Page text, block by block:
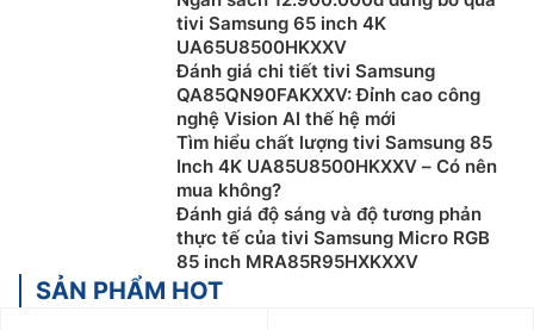
như hệ điều hành Tizen, cho phép người dùng truy cập
vào các ứng dụng giải trí, trình duyệt web, và thậm chí
điều khiển bằng giọng nói. Sự cam kết về hiệu năng và
đổi mới đã giúp tivi Samsung giữ vững vị thế hàng đầu
trong ngành công nghiệp giải trí gia đình.
Các dòng tivi Samsung phổ biến hiện nay
Tivi Samsung Crystal UHD
Dòng sản phẩm tivi Samsung Crystal có độ phân giải
4KUHD mang lại hình ảnh chân thực vượt trội và màu
tivi Samsung 65 inch 4K
UA65U8500HKXXV
Đánh giá chi tiết tivi Samsung
QA85QN90FAKXXV: Đỉnh cao công
nghệ Vision AI thế hệ mới
Tìm hiểu chất lượng tivi Samsung 85
Inch 4K UA85U8500HKXXV – Có nên
mua không?
Đánh giá độ sáng và độ tương phản
thực tế của tivi Samsung Micro RGB
85 inch MRA85R95HXKXXV
SẢN PHẨM HOT